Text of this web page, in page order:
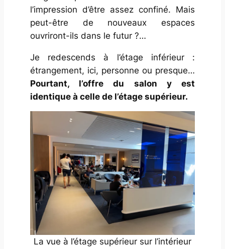
l’impression d’être assez confiné. Mais
peut-être de nouveaux espaces
ouvriront-ils dans le futur ?…
Je redescends à l’étage inférieur :
étrangement, ici, personne ou presque…
Pourtant, l’offre du salon y est
identique à celle de l’étage supérieur.
La vue à l’étage supérieur sur l’intérieur